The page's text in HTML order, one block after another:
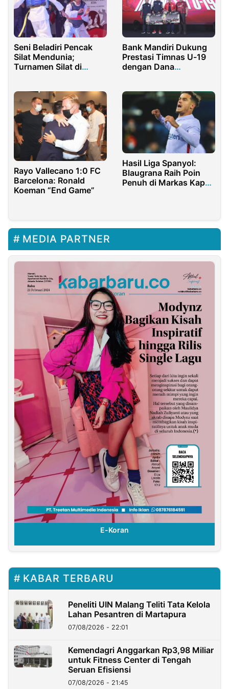
Seni Beladiri Pencak
Silat Mendunia;
Turnamen Silat di
Bank Mandiri Dukung
Prestasi Timnas U-19
dengan Dana
Rayo Vallecano 1:0 FC
Barcelona: Ronald
Koeman “End Game”
Hasil Liga Spanyol:
Blaugrana Raih Poin
Penuh di Markas Kapal
MEDIA PARTNER
E-Koran
KABAR TERBARU
Peneliti UIN Malang Teliti Tata Kelola
Lahan Pesantren di Martapura
07/08/2026 - 22:01
Kemendagri Anggarkan Rp3,98 Miliar
untuk Fitness Center di Tengah
Seruan Efisiensi
07/08/2026 - 21:45